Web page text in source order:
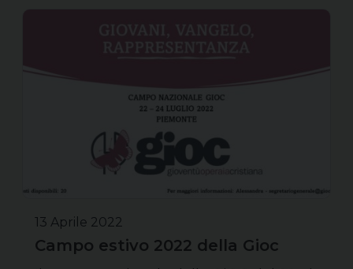
13 Aprile 2022
Campo estivo 2022 della Gioc